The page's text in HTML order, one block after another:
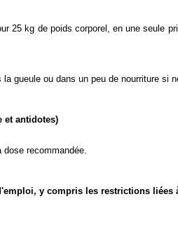
25 kg de poids corporel, en une seule
gueule ou dans un peu de nourriture si
et antidotes)
recommandée.
y compris les restrictions